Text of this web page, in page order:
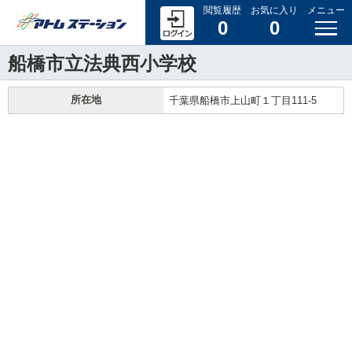
閲覧履歴
0
お気に入り
0
メニュー
船橋市立法典西小学校
所在地 千葉県船橋市上山町１丁目111-5